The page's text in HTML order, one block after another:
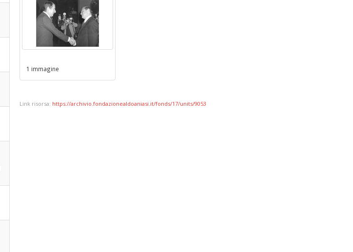
1 immagine
Link risorsa: https://archivio.fondazionealdoaniasi.it/fonds/17/units/9053